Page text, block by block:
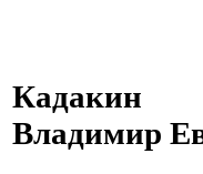
Кадакин
Владимир